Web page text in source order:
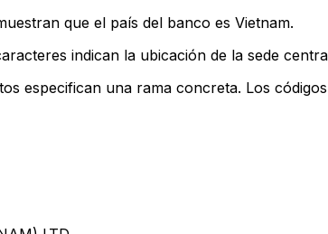
que el país del banco es Vietnam.
indican la ubicación de la sede
especifican una rama concreta. Los